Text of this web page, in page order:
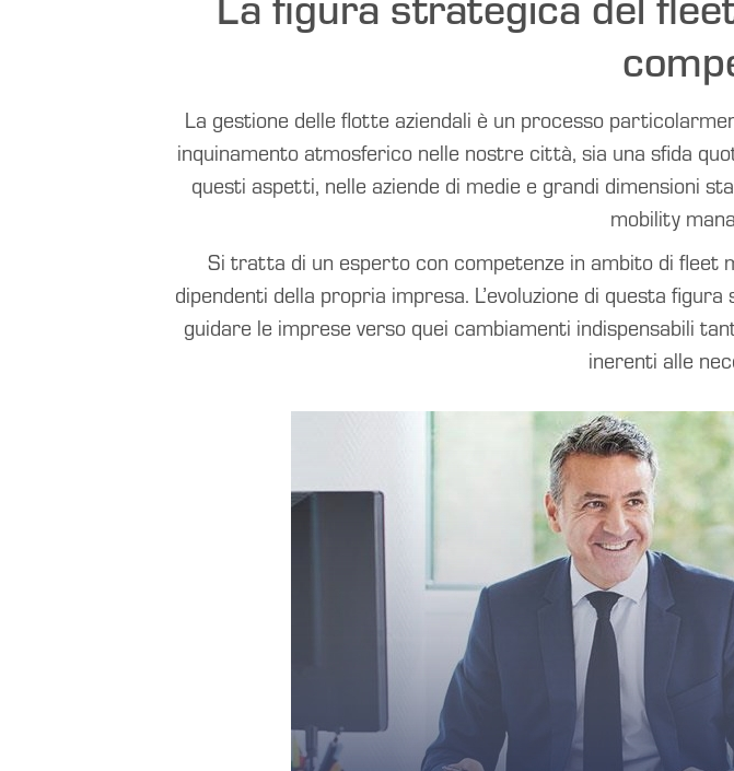
La gestione delle flotte aziendali è un processo
inquinamento atmosferico nelle nostre città, sia una sfida
questi aspetti, nelle aziende di medie e grandi dimensioni
mobility
Si tratta di un esperto con competenze in ambito di fleet
dipendenti della propria impresa. L’evoluzione di questa
guidare le imprese verso quei cambiamenti indispensabili
inerenti alle